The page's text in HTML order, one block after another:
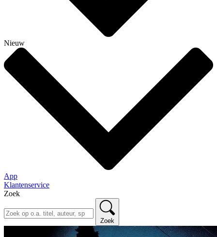
Nieuw
App
Klantenservice
Zoek
Zoek